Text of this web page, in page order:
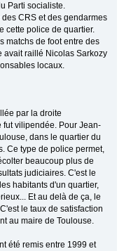
Parti socialiste.
CRS et des gendarmes
cette police de quartier.
matchs de foot entre des
avait raillé Nicolas Sarkozy
locaux.
par la droite
vilipendée. Pour Jean-
dans le quartier du
Ce type de police permet,
beaucoup plus de
judiciaires. C'est le
habitants d'un quartier,
Et au delà de ça, le
le taux de satisfaction
au maire de Toulouse.
été remis entre 1999 et